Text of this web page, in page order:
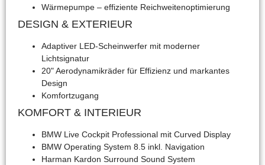
Wärmepumpe – effiziente Reichweitenoptimierung
DESIGN & EXTERIEUR
Adaptiver LED-Scheinwerfer mit moderner
Lichtsignatur
20" Aerodynamikräder für Effizienz und markantes
Design
Komfortzugang
KOMFORT & INTERIEUR
BMW Live Cockpit Professional mit Curved Display
BMW Operating System 8.5 inkl. Navigation
Harman Kardon Surround Sound System